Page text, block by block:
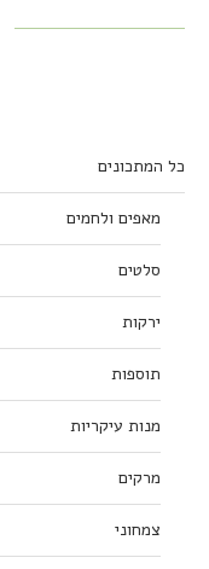
כל המתכונים
מאפים ולחמים
סלטים
ירקות
תוספות
מנות עיקריות
מרקים
צמחוני